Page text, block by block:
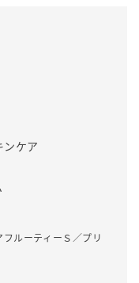
ケア
ルーティーＳ／プリ